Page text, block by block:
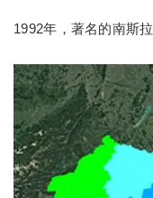
1992年，著名的南斯